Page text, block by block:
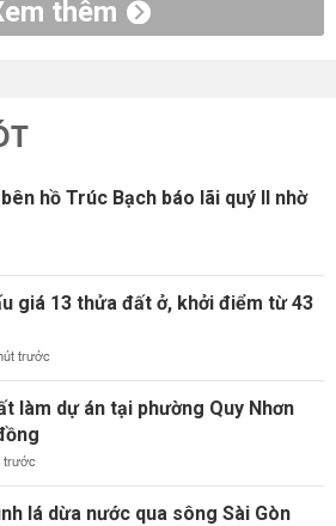
thêm
hồ Trúc Bạch báo lãi quý II nhờ
giá 13 thửa đất ở, khởi điểm từ 43
trước
làm dự án tại phường Quy Nhơn
trước
lá dừa nước qua sông Sài Gòn